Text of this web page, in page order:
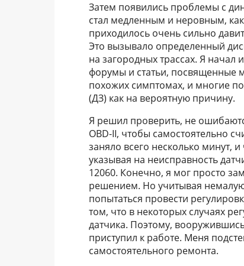
Затем появились проблемы с
стал медленным и неровным,
приходилось очень сильно
Это вызывало определенный
на загородных трассах. Я начал
форумы и статьи, посвященные
похожих симптомах, и многие
(ДЗ) как на вероятную причину.
Я решил проверить, не
OBD-II, чтобы самостоятельно
заняло всего несколько минут,
указывая на неисправность
12060. Конечно, я мог просто
решением. Но учитывая
попытаться провести
том, что в некоторых случаях
датчика. Поэтому,
приступил к работе. Меня
самостоятельного ремонта.